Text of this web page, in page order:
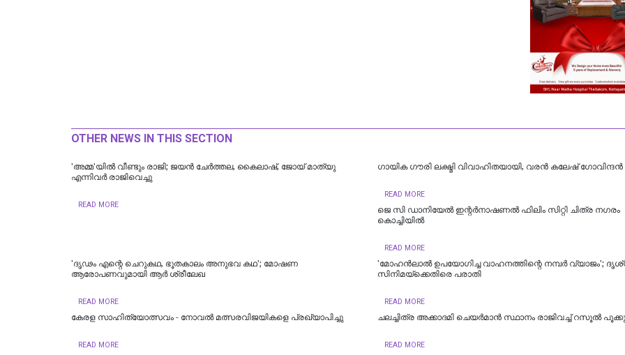
OTHER NEWS IN THIS SECTION
'അമ്മ'യിൽ വീണ്ടും രാജി; ജയന്‍ ചേര്‍ത്തല, കൈലാഷ്, ജോയ് മാത്യു
എന്നിവര്‍ രാജിവെച്ചു
READ MORE
ഗായിക ഗൗരി ലക്ഷ്മി വിവാഹിതയായി, വരൻ കലേഷ് ഗോവിന്ദൻ
READ MORE
ജെ സി ഡാനിയേൽ ഇന്റർനാഷണൽ ഫിലിം സിറ്റി ചിത്ര നഗരം
കൊച്ചിയിൽ
READ MORE
'ദൃഢം എന്റെ ചെറുകഥ, ഭൂതകാലം അനുഭവ കഥ'; മോഷണ
ആരോപണവുമായി ആര്‍ ശ്രീലേഖ
READ MORE
'മോഹന്‍ലാല്‍ ഉപയോഗിച്ച വാഹനത്തിന്റെ നമ്പര്‍ വ്യാജം';
സിനിമയ്‌ക്കെതിരെ പരാതി
READ MORE
കേരള സാഹിത്യോത്സവം - നോവല്‍ മത്സരവിജയികളെ പ്രഖ്യാപിച്ചു
READ MORE
ചലച്ചിത്ര അക്കാദമി ചെയർമാൻ സ്ഥാനം രാജിവച്ച് റസൂൽ
READ MORE